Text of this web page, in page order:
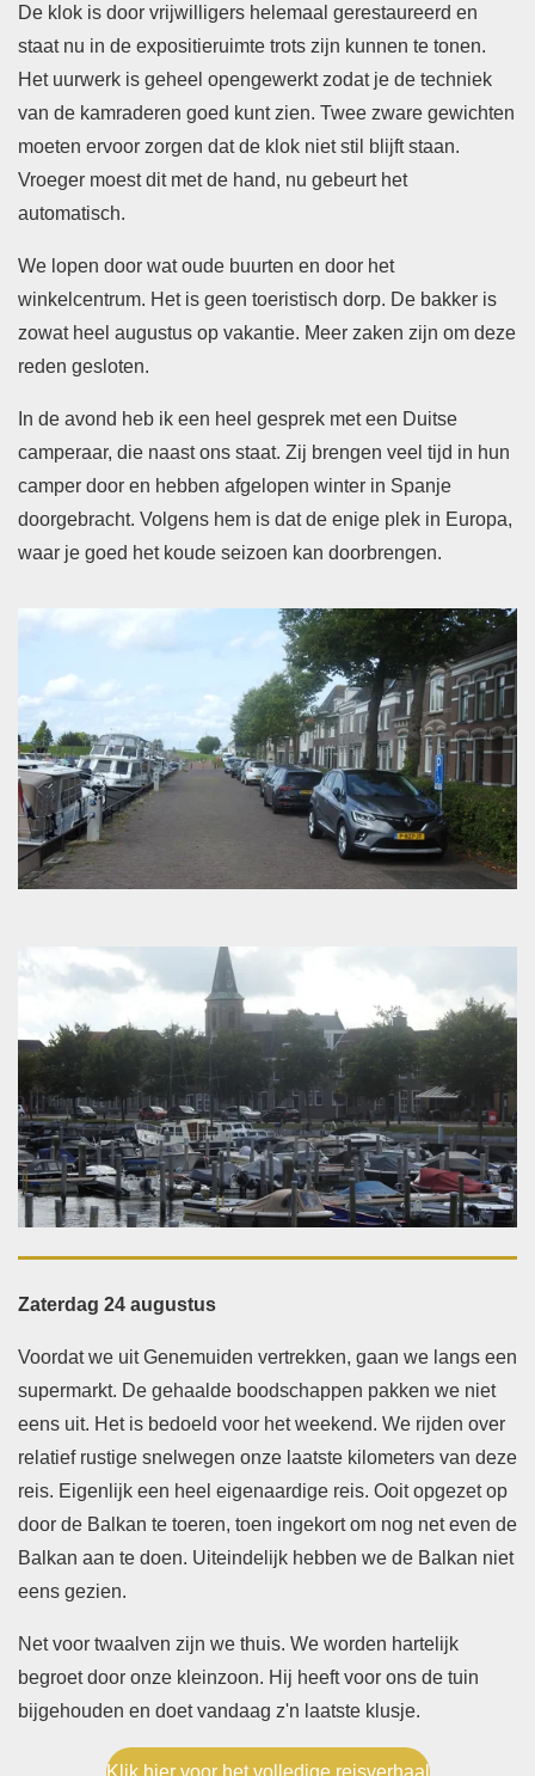
De klok is door vrijwilligers helemaal gerestaureerd en
staat nu in de expositieruimte trots zijn kunnen te tonen.
Het uurwerk is geheel opengewerkt zodat je de techniek
van de kamraderen goed kunt zien. Twee zware gewichten
moeten ervoor zorgen dat de klok niet stil blijft staan.
Vroeger moest dit met de hand, nu gebeurt het
automatisch.
We lopen door wat oude buurten en door het
winkelcentrum. Het is geen toeristisch dorp. De bakker is
zowat heel augustus op vakantie. Meer zaken zijn om deze
reden gesloten.
In de avond heb ik een heel gesprek met een Duitse
camperaar, die naast ons staat. Zij brengen veel tijd in hun
camper door en hebben afgelopen winter in Spanje
doorgebracht. Volgens hem is dat de enige plek in Europa,
waar je goed het koude seizoen kan doorbrengen.
Zaterdag 24 augustus
Voordat we uit Genemuiden vertrekken, gaan we langs een
supermarkt. De gehaalde boodschappen pakken we niet
eens uit. Het is bedoeld voor het weekend. We rijden over
relatief rustige snelwegen onze laatste kilometers van deze
reis. Eigenlijk een heel eigenaardige reis. Ooit opgezet op
door de Balkan te toeren, toen ingekort om nog net even de
Balkan aan te doen. Uiteindelijk hebben we de Balkan niet
eens gezien.
Net voor twaalven zijn we thuis. We worden hartelijk
begroet door onze kleinzoon. Hij heeft voor ons de tuin
bijgehouden en doet vandaag z'n laatste klusje.